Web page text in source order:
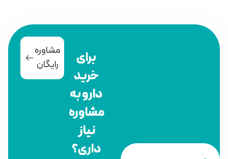
برای
خرید
دارو به
مشاوره
نیاز
داری؟
مشاوره
رایگان